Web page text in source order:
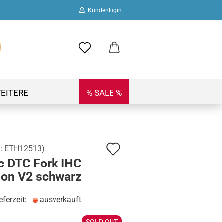
Kundenlogin
erstellen
vergessen?
% SALE %
ETH12513)
DTC Fork IHC
V2 schwarz
ausverkauft